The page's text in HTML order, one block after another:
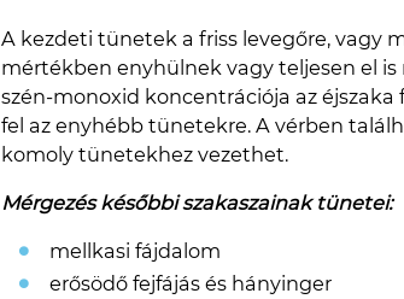
A kezdeti tünetek a friss levegőre, vagy
mértékben enyhülnek vagy teljesen el
szén-monoxid koncentrációja az
fel az enyhébb tünetekre. A vérben
komoly tünetekhez vezethet.
Mérgezés későbbi szakaszainak tünetei:
mellkasi fájdalom
erősödő fejfájás és hányinger